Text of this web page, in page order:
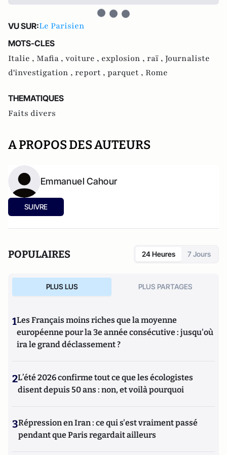
VU SUR:Le Parisien
MOTS-CLES
Italie , Mafia , voiture , explosion , raï , Journaliste
d'investigation , report , parquet , Rome
THEMATIQUES
Faits divers
A PROPOS DES AUTEURS
Emmanuel Cahour
SUIVRE
POPULAIRES 24 Heures 7 Jours
PLUS LUS PLUS PARTAGES
1Les Français moins riches que la moyenne
européenne pour la 3e année consécutive : jusqu'où
ira le grand déclassement ?
2L’été 2026 confirme tout ce que les écologistes
disent depuis 50 ans : non, et voilà pourquoi
3Répression en Iran : ce qui s'est vraiment passé
pendant que Paris regardait ailleurs